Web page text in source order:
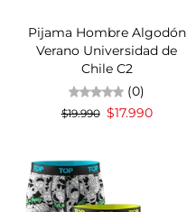
Pijama Hombre Algodón
Verano Universidad de
Chile C2
(0)
$19.990 $17.990